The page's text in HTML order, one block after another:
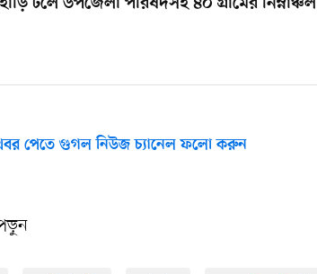
ঢলে উপজেলা পরিষদসহ ৪০ গ্রামের নিম্নাঞ্চল
পেতে গুগল নিউজ চ্যানেল ফলো করুন